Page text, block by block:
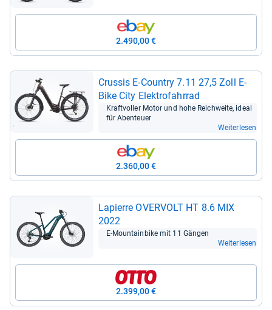
2.490,00 €
Crus­sis E-​Coun­try 7.11 27,5 Zoll E-​
Bike City Elek­tro­fahr­rad
Kraft­vol­ler Motor und hohe Reich­weite, ideal
für Aben­teuer
Weiterlesen
2.360,00 €
Lapi­erre OVER­VOLT HT 8.6 MIX
2022
E-​Moun­tain­bike mit 11 Gän­gen
Weiterlesen
2.399,00 €